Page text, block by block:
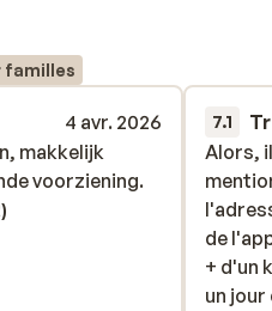
familles
4 avr. 2026
makkelijk
voorziening.
makkelijk
voorziening.
7.1
Alors,
de
+ d'un
un
Alors,
de
+ d'un
un